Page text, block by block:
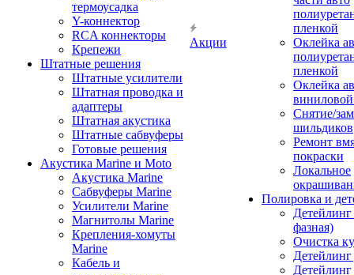
термоусадка
Y-коннектор
RCA коннекторы
Крепежи
Штатные решения
Штатные усилители
Штатная проводка и
адаптеры
Штатная акустика
Штатные сабвуферы
Готовые решения
Акустика Marine и Moto
Акустика Marine
Сабвуферы Marine
Усилители Marine
Магнитолы Marine
Крепления-хомуты
Marine
Кабель и
Акции
пленкой
Оклейка
пленкой
Оклейка
Снятие/
шильдиков
Ремонт
покраски
Локальное
Полировка и
фазная)
Очистка
Детейлинг